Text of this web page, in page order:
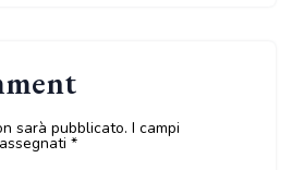
sarà pubblicato. I campi
*